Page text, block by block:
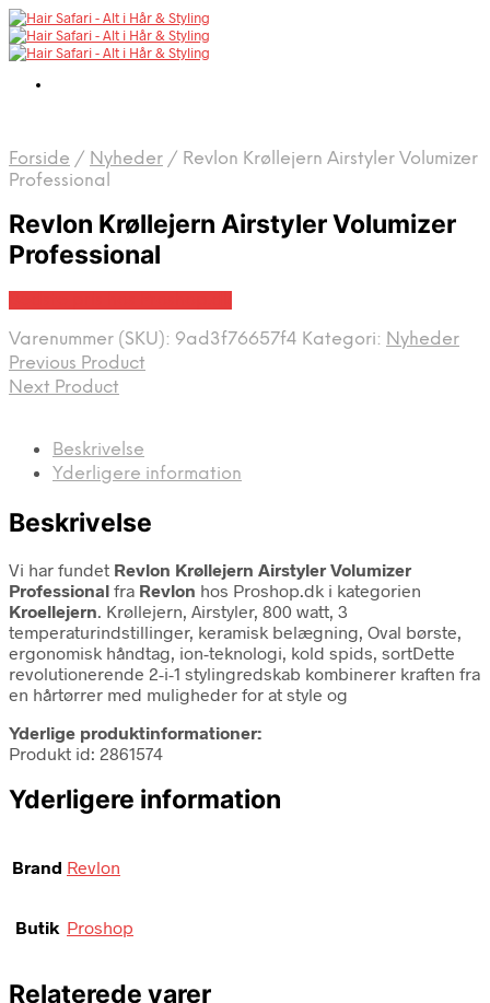
Forside / Nyheder / Revlon Krøllejern Airstyler Volumizer
Professional
Revlon Krøllejern Airstyler Volumizer
Professional
Varenummer (SKU): 9ad3f76657f4 Kategori: Nyheder
Previous Product
Next Product
Beskrivelse
Yderligere information
Beskrivelse
Vi har fundet Revlon Krøllejern Airstyler Volumizer
Professional fra Revlon hos Proshop.dk i kategorien
Kroellejern. Krøllejern, Airstyler, 800 watt, 3
temperaturindstillinger, keramisk belægning, Oval børste,
ergonomisk håndtag, ion-teknologi, kold spids, sortDette
revolutionerende 2-i-1 stylingredskab kombinerer kraften fra
en hårtørrer med muligheder for at style og
Yderlige produktinformationer:
Produkt id: 2861574
Yderligere information
Brand Revlon
Butik Proshop
Relaterede varer